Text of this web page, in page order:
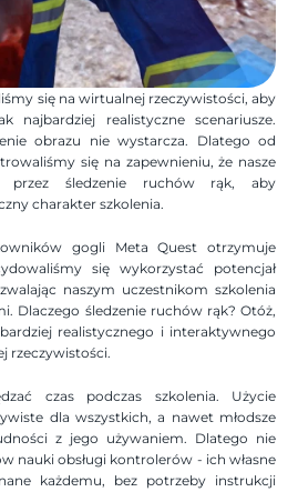
się na wirtualnej rzeczywistości, aby
najbardziej realistyczne scenariusze.
obrazu nie wystarcza. Dlatego od
się na zapewnieniu, że nasze
przez śledzenie ruchów rąk, aby
charakter szkolenia.
gogli Meta Quest otrzymuje
się wykorzystać potencjał
naszym uczestnikom szkolenia
Dlaczego śledzenie ruchów rąk? Otóż,
realistycznego i interaktywnego
rzeczywistości.
czas podczas szkolenia. Użycie
dla wszystkich, a nawet młodsze
z jego używaniem. Dlatego nie
nauki obsługi kontrolerów - ich własne
każdemu, bez potrzeby instrukcji